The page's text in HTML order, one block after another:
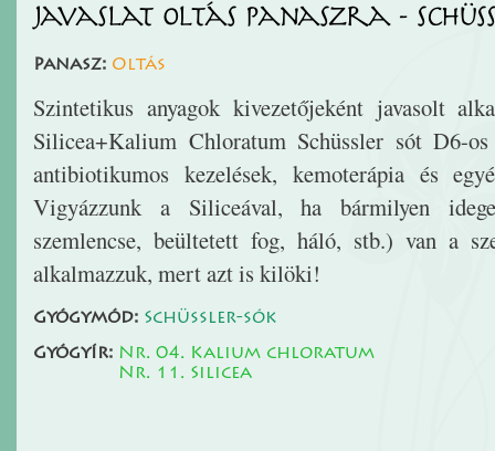
Javaslat Oltás panaszra -
Panasz: Oltás
Szintetikus anyagok kivezetőjeként javasolt
Silicea+Kalium Chloratum Schüssler sót D6-
antibiotikumos kezelések, kemoterápia és
Vigyázzunk a Siliceával, ha bármilyen
szemlencse, beültetett fog, háló, stb.) van a
alkalmazzuk, mert azt is kilöki!
Gyógymód: Schüssler-sók
Gyógyír: Nr. 04. Kalium chloratum
Nr. 11. Silicea